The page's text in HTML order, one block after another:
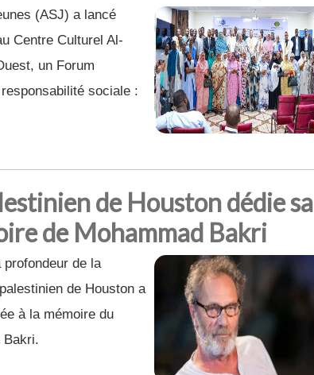
(ASJ) a lancé
Centre Culturel Al-
un Forum
sociale :
de Houston dédie sa
de Mohammad Bakri
de la
de Houston a
à la mémoire du
Bakri.